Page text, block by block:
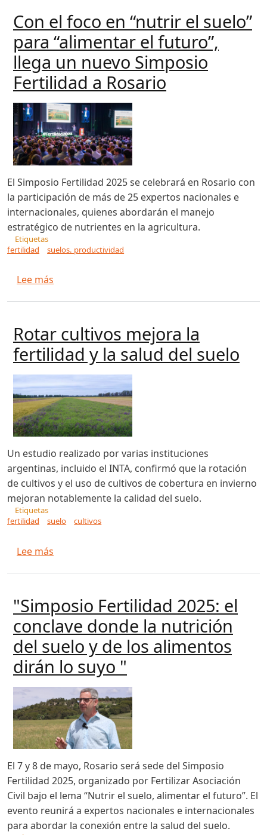
Con el foco en “nutrir el suelo”
para “alimentar el futuro”,
llega un nuevo Simposio
Fertilidad a Rosario
El Simposio Fertilidad 2025 se celebrará en Rosario con
la participación de más de 25 expertos nacionales e
internacionales, quienes abordarán el manejo
estratégico de nutrientes en la agricultura.
Etiquetas
fertilidad
suelos. productividad
Lee más
Rotar cultivos mejora la
fertilidad y la salud del suelo
Un estudio realizado por varias instituciones
argentinas, incluido el INTA, confirmó que la rotación
de cultivos y el uso de cultivos de cobertura en invierno
mejoran notablemente la calidad del suelo.
Etiquetas
fertilidad
suelo cultivos
Lee más
"Simposio Fertilidad 2025: el
conclave donde la nutrición
del suelo y de los alimentos
dirán lo suyo "
El 7 y 8 de mayo, Rosario será sede del Simposio
Fertilidad 2025, organizado por Fertilizar Asociación
Civil bajo el lema “Nutrir el suelo, alimentar el futuro”. El
evento reunirá a expertos nacionales e internacionales
para abordar la conexión entre la salud del suelo.